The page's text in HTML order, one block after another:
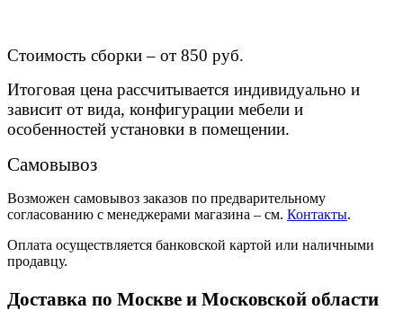
Стоимость сборки – от 850 руб.
Итоговая цена рассчитывается индивидуально и
зависит от вида, конфигурации мебели и
особенностей установки в помещении.
Самовывоз
Возможен самовывоз заказов по предварительному
согласованию с менеджерами магазина – см. Контакты.
Оплата осуществляется банковской картой или наличными
продавцу.
Доставка по Москве и Московской области